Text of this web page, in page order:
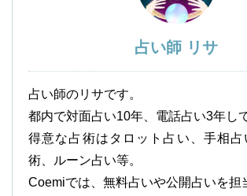
占い師 リサ
占い師のリサです。
都内で対面占い10年、電話占い3年し
得意な占術はタロット占い、手相占
術、ルーン占い等。
Coemiでは、無料占いや公開占いを担